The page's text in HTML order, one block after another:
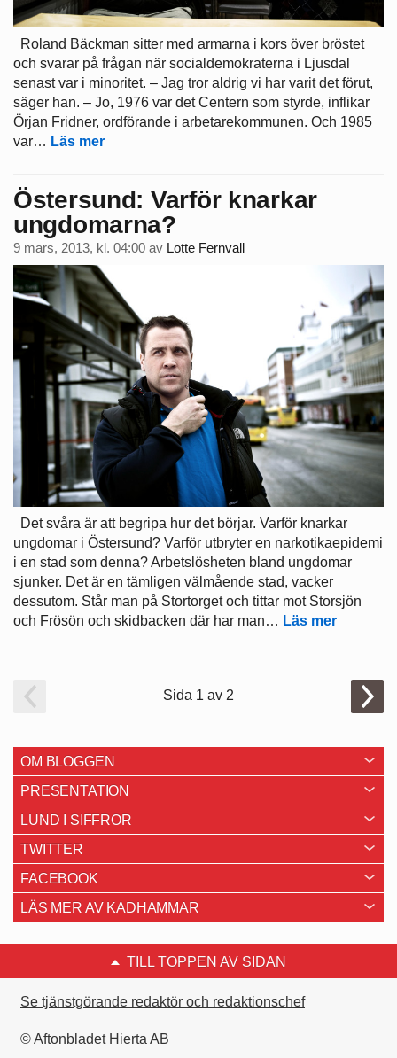
Roland Bäckman sitter med armarna i kors över bröstet
och svarar på frågan när socialdemokraterna i Ljusdal
senast var i minoritet. – Jag tror aldrig vi har varit det förut,
säger han. – Jo, 1976 var det Centern som styrde, inflikar
Örjan Fridner, ordförande i arbetarekommunen. Och 1985
var… Läs mer
Östersund: Varför knarkar
ungdomarna?
9 mars, 2013, kl. 04:00 av Lotte Fernvall
Det svåra är att begripa hur det börjar. Varför knarkar
ungdomar i Östersund? Varför utbryter en narkotikaepidemi
i en stad som denna? Arbetslösheten bland ungdomar
sjunker. Det är en tämligen välmående stad, vacker
dessutom. Står man på Stortorget och tittar mot Storsjön
och Frösön och skidbacken där har man… Läs mer
Sida 1 av 2
OM BLOGGEN
PRESENTATION
LUND I SIFFROR
TWITTER
FACEBOOK
LÄS MER AV KADHAMMAR
TILL TOPPEN AV SIDAN
Se tjänstgörande redaktör och redaktionschef
© Aftonbladet Hierta AB